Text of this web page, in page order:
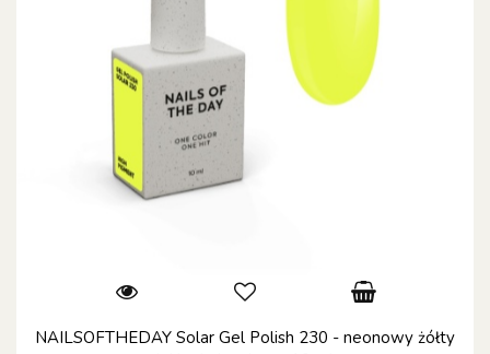
NAILSOFTHEDAY Solar Gel Polish 230 - neonowy żółty